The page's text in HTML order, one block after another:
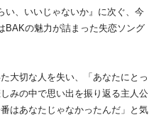
い、いいじゃないか』に次ぐ、今
BAKの魅力が詰まった失恋ソング
大切な人を失い、「あなたにとっ
みの中で思い出を振り返る主人公
はあなたじゃなかったんだ」と気